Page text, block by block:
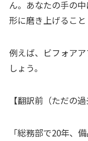
ん。あなたの手の
形に磨き上げること
例えば、ビフォア
しょう。
【翻訳前（ただの過
「総務部で20年、